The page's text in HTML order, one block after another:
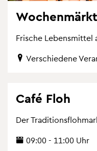
Fri­sche Le­bens­mit­tel
Ver­schie­de­ne
Café Floh
Der
09:00 - 11:00 Uhr